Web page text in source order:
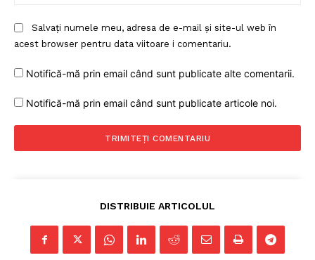
Salvați numele meu, adresa de e-mail și site-ul web în
acest browser pentru data viitoare i comentariu.
Notifică-mă prin email când sunt publicate alte comentarii.
Notifică-mă prin email când sunt publicate articole noi.
DISTRIBUIE ARTICOLUL